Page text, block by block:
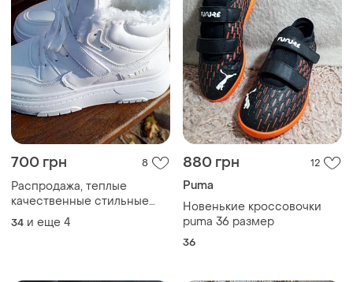
700 грн 8
Распродажа, теплые
качественные стильные
базовые белые кроссовки,
практичная, удобная
34 и еще 4
880 грн 12
Puma
Новенькие кроссовочки
puma 36 размер
36